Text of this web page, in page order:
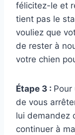
félicitez-le et
tient pas le
vouliez que
de rester à
votre chien
Étape 3 : Pour
de vous
lui demandez
continuer à